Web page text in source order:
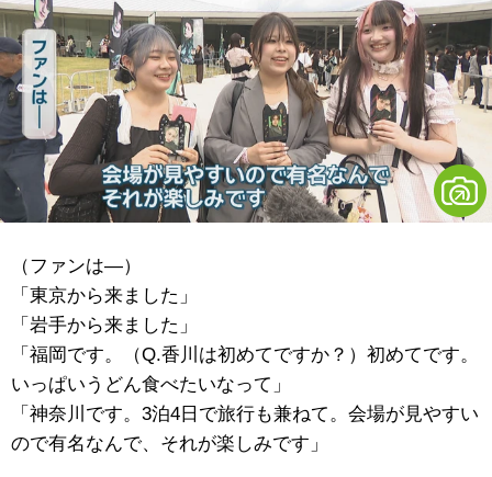
（ファンは―）
「東京から来ました」
「岩手から来ました」
「福岡です。（Q.香川は初めてですか？）初めてです。
いっぱいうどん食べたいなって」
「神奈川です。3泊4日で旅行も兼ねて。会場が見やすい
ので有名なんで、それが楽しみです」